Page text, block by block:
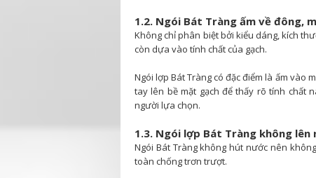
1.2. Ngói Bát Tràng ấm về đông,
Không chỉ phân biệt bởi kiểu dáng, kích
còn dựa vào tính chất của gạch.
Ngói lợp Bát Tràng có đặc điểm là ấm vào
tay lên bề mặt gạch để thấy rõ tính chất
người lựa chọn.
1.3. Ngói lợp Bát Tràng không lên
Ngói Bát Tràng không hút nước nên
toàn chống trơn trượt.